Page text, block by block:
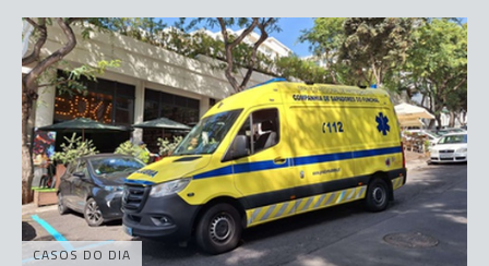
CASOS DO DIA